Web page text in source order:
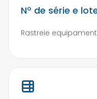
Nº de série e
Rastreie